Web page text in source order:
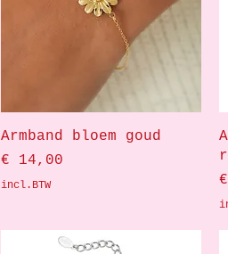
Snel overzicht
Armband bloem goud
Prijs
€ 14,00
incl.BTW